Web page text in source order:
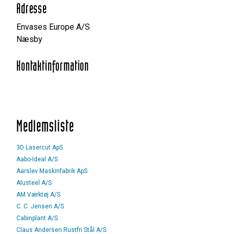
Adresse
Envases Europe A/S
Næsby
Kontaktinformation
Medlemsliste
3D Lasercut ApS
Aabo-Ideal A/S
Aarslev Maskinfabrik ApS
Alusteel A/S
AM Værktøj A/S
C. C. Jensen A/S
Cabinplant A/S
Claus Andersen Rustfri Stål A/S